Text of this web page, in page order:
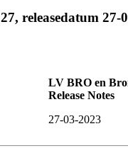
releasedatum 27-
LV BRO en
Release Notes
27-03-2023